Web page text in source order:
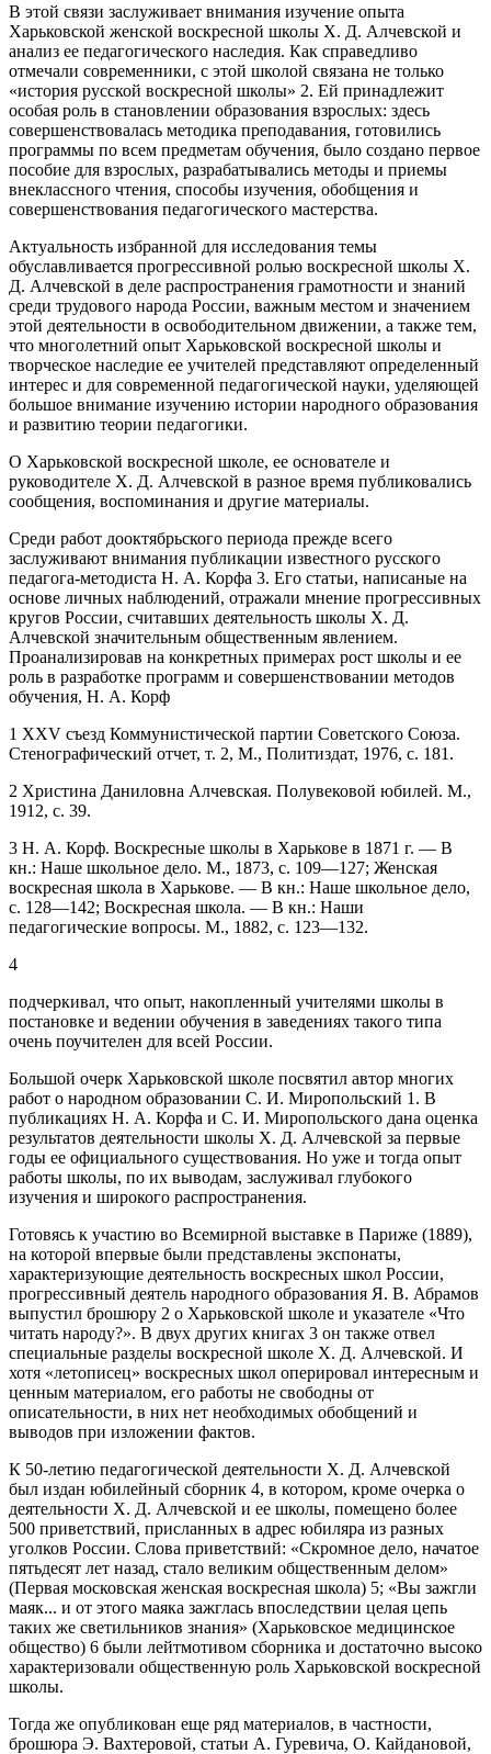
В этой связи заслуживает внимания изучение опыта
Харьковской женской воскресной школы Х. Д. Алчевской и
анализ ее педагогического наследия. Как справедливо
отмечали современники, с этой школой связана не только
«история русской воскресной школы» 2. Ей принадлежит
особая роль в становлении образования взрослых: здесь
совершенствовалась методика преподавания, готовились
программы по всем предметам обучения, было создано первое
пособие для взрослых, разрабатывались методы и приемы
внеклассного чтения, способы изучения, обобщения и
совершенствования педагогического мастерства.
Актуальность избранной для исследования темы
обуславливается прогрессивной ролью воскресной школы X.
Д. Алчевской в деле распространения грамотности и знаний
среди трудового народа России, важным местом и значением
этой деятельности в освободительном движении, а также тем,
что многолетний опыт Харьковской воскресной школы и
творческое наследие ее учителей представляют определенный
интерес и для современной педагогической науки, уделяющей
большое внимание изучению истории народного образования
и развитию теории педагогики.
О Харьковской воскресной школе, ее основателе и
руководителе X. Д. Алчевской в разное время публиковались
сообщения, воспоминания и другие материалы.
Среди работ дооктябрьского периода прежде всего
заслуживают внимания публикации известного русского
педагога-методиста Н. А. Корфа 3. Его статьи, написаные на
основе личных наблюдений, отражали мнение прогрессивных
кругов России, считавших деятельность школы X. Д.
Алчевской значительным общественным явлением.
Проанализировав на конкретных примерах рост школы и ее
роль в разработке программ и совершенствовании методов
обучения, Н. А. Корф
1 XXV съезд Коммунистической партии Советского Союза.
Стенографический отчет, т. 2, М., Политиздат, 1976, с. 181.
2 Христина Даниловна Алчевская. Полувековой юбилей. М.,
1912, с. 39.
3 Н. А. Корф. Воскресные школы в Харькове в 1871 г. — В
кн.: Наше школьное дело. М., 1873, с. 109—127; Женская
воскресная школа в Харькове. — В кн.: Наше школьное дело,
с. 128—142; Воскресная школа. — В кн.: Наши
педагогические вопросы. М., 1882, с. 123—132.
4
подчеркивал, что опыт, накопленный учителями школы в
постановке и ведении обучения в заведениях такого типа
очень поучителен для всей России.
Большой очерк Харьковской школе посвятил автор многих
работ о народном образовании С. И. Миропольский 1 . В
публикациях Н. А. Корфа и С. И. Миропольского дана оценка
результатов деятельности школы X. Д. Алчевской за первые
годы ее официального существования. Но уже и тогда опыт
работы школы, по их выводам, заслуживал глубокого
изучения и широкого распространения.
Готовясь к участию во Всемирной выставке в Париже (1889),
на которой впервые были представлены экспонаты,
характеризующие деятельность воскресных школ России,
прогрессивный деятель народного образования Я. В. Абрамов
выпустил брошюру 2 о Харьковской школе и указателе «Что
читать народу?». В двух других книгах 3 он также отвел
специальные разделы воскресной школе X. Д. Алчевской. И
хотя «летописец» воскресных школ оперировал интересным и
ценным материалом, его работы не свободны от
описательности, в них нет необходимых обобщений и
выводов при изложении фактов.
К 50-летию педагогической деятельности X. Д. Алчевской
был издан юбилейный сборник 4, в котором, кроме очерка о
деятельности X. Д. Алчевской и ее школы, помещено более
500 приветствий, присланных в адрес юбиляра из разных
уголков России. Слова приветствий: «Скромное дело, начатое
пятьдесят лет назад, стало великим общественным делом»
(Первая московская женская воскресная школа) 5; «Вы зажгли
маяк... и от этого маяка зажглась впоследствии целая цепь
таких же светильников знания» (Харьковское медицинское
общество) 6 были лейтмотивом сборника и достаточно высоко
характеризовали общественную роль Харьковской воскресной
школы.
Тогда же опубликован еще ряд материалов, в частности,
брошюра Э. Вахтеровой, статьи А. Гуревича, О. Кайдановой,